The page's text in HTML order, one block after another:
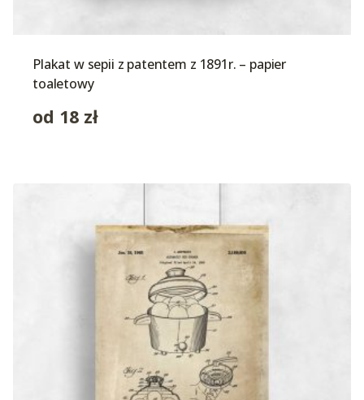
Plakat w sepii z patentem z 1891r. – papier
toaletowy
od 18 zł